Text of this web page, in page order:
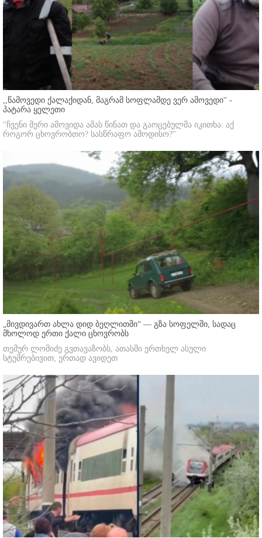
,,წამოვედი ქალაქიდან, მაგრამ სოფლამდე ვერ ამოვედი'' -
პატარა ყელეთი
"ჩვენი მერი ამოვიდა ამას წინათ და გაოცებულმა იკითხა: აქ
როგორ ცხოვრობთო? სასწრაფო ამოდისო?"
„მივდივართ ახლა დიდ ბეღლითში“ — გზა სოფელში, სადაც
მხოლოდ ერთი ქალი ცხოვრობს
თემურ ლომიძე გვთავაზობს, ათასში ერთხელ ასული
სტუმრებივით, ერთად ავიდეთ